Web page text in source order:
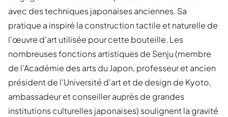
avec des techniques japonaises anciennes. Sa
pratique a inspiré la construction tactile et naturelle de
l'œuvre d'art utilisée pour cette bouteille. Les
nombreuses fonctions artistiques de Senju (membre
de l'Académie des arts du Japon, professeur et ancien
président de l'Université d'art et de design de Kyoto,
ambassadeur et conseiller auprès de grandes
institutions culturelles japonaises) soulignent la gravité